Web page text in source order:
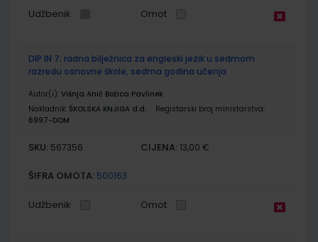
Udžbenik Omot
DIP IN 7; radna bilježnica za engleski jezik u sedmom
razredu osnovne škole, sedma godina učenja
Autor(i): Višnja Anić Božica Pavlinek
Nakladnik: ŠKOLSKA KNJIGA d.d.
Registarski broj ministarstva:
6997-DOM
SKU: 567356 CIJENA: 13,00 €
ŠIFRA OMOTA: 500163
Udžbenik Omot